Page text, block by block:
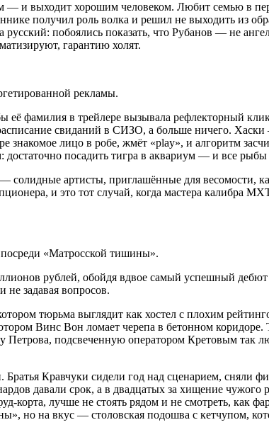
— и выходит хорошим человеком. Любит семью в
получил роль волка и решил не выходить из
побоялись показать, что Рубанов — не
гарантию холят.
рекламы.
фамилия в трейлере вызывала рефлекторный
свиданий в СИЗО, а больше ничего.
знакомое лицо в робе, жмёт «play», и алгоритм
достаточно посадить тигра в аквариум — и все
артисты, приглашённые для весомости,
и это тот случай, когда мастера калибра
посреди «Матросской тишины».
рублей, обойдя вдвое самый успешный
задавая вопросов.
тюрьма выглядит как хостел с плохим
Винс Вон ломает черепа в бетонном
Петрова, подсвеченную оператором Кретовым так
Кравчуки сидели год над сценарием, сняли
давали срок, а в двадцатых за хищение чужого
корта, лучше не стоять рядом и не смотреть, как
но на вкус — столовская подошва с кетчупом,